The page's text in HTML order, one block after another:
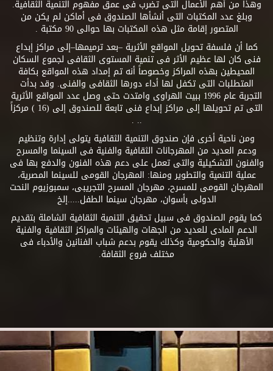
وهذا من أهم الأعمال التى تضرب فى عمق مفهوم التنمية الثقافية.
وبلغ عدد المكتبات التى أنشأها الصندوق فى أماكن لم يكن من
المتصور إقامة مثل هذه المكتبات بها حوالى 90 مكتبة .
كما أن فلسفة تحويل المواقع الأثرية –بعد ترميمها–إلى مراكز إبداع
فنى كان لها عظيم الأثر فى تنمية المستوى الثقافى لجموع السكان
المحيطين بهذه المراكز وخصوصاً أنه تم إمداد هذه المواقع بكافة
المتطلبات التى تكفل لها أداء دورها الثقافى والفنى. وقد بدأت
التجربة عام 1996 ببيت الهراوى وامتدت حتى وصل عدد المواقع الأثرية
التى تم تحويلها إلى مراكز إبداع فنى تابعة للصندوق إلى (16 ) مركزاً
.. .
ومن ناحية أخرى فإن صندوق التنمية الثقافية يتولى إدارة وتنظيم
ودعم العديد من المهرجانات الثقافية والفنية فى السينما والمسرح
والفنون التشكيلية والتى تعمل على دعم هذه الفنون والدفع بها فى
عملية التنمية والتطوير ومنها: المهرجان القومى للسينما المصرية،
المهرجان القومى للمسرح، مهرجان المسرح التجريبى، سمبوزيوم النحت
الدولى بأسوان، مهرجان سينما الطفل.....إلخ
كما يقوم الصندوق فى سبيل تحقيق التنمية الثقافية الشاملة بتقديم
الدعم المادى للعديد من الجهات والهيئات والمراكز الثقافية والفنية
الأهلية والحكومية وكذلك يقوم بدعم شباب الفنانين والأدباء فى
مختلف فروع الثقافة.